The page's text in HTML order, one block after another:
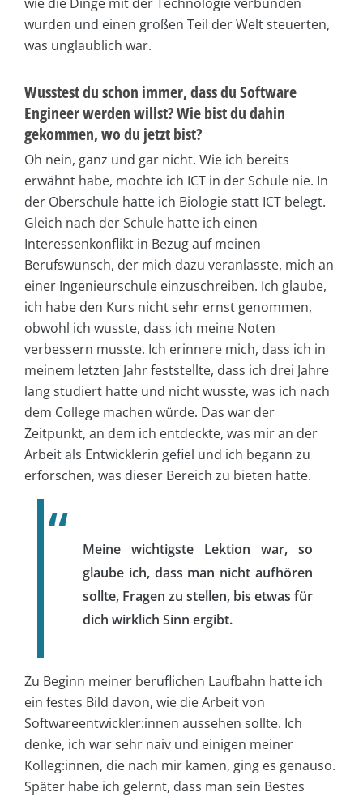
wurden und einen großen Teil der Welt steuerten,
was unglaublich war.
Wusstest du schon immer, dass du Software
Engineer werden willst? Wie bist du dahin
gekommen, wo du jetzt bist?
Oh nein, ganz und gar nicht. Wie ich bereits
erwähnt habe, mochte ich ICT in der Schule nie. In
der Oberschule hatte ich Biologie statt ICT belegt.
Gleich nach der Schule hatte ich einen
Interessenkonflikt in Bezug auf meinen
Berufswunsch, der mich dazu veranlasste, mich an
einer Ingenieurschule einzuschreiben. Ich glaube,
ich habe den Kurs nicht sehr ernst genommen,
obwohl ich wusste, dass ich meine Noten
verbessern musste. Ich erinnere mich, dass ich in
meinem letzten Jahr feststellte, dass ich drei Jahre
lang studiert hatte und nicht wusste, was ich nach
dem College machen würde. Das war der
Zeitpunkt, an dem ich entdeckte, was mir an der
Arbeit als Entwicklerin gefiel und ich begann zu
erforschen, was dieser Bereich zu bieten hatte.
Meine wichtigste Lektion war, so
glaube ich, dass man nicht aufhören
sollte, Fragen zu stellen, bis etwas für
dich wirklich Sinn ergibt.
Zu Beginn meiner beruflichen Laufbahn hatte ich
ein festes Bild davon, wie die Arbeit von
Softwareentwickler:innen aussehen sollte. Ich
denke, ich war sehr naiv und einigen meiner
Kolleg:innen, die nach mir kamen, ging es genauso.
Später habe ich gelernt, dass man sein Bestes